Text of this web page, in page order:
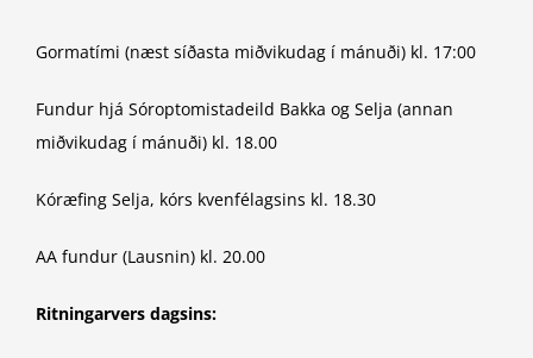
Gormatími (næst síðasta miðvikudag í mánuði) kl. 17:00
Fundur hjá Sóroptomistadeild Bakka og Selja (annan
miðvikudag í mánuði) kl. 18.00
Kóræfing Selja, kórs kvenfélagsins kl. 18.30
AA fundur (Lausnin) kl. 20.00
Ritningarvers dagsins: